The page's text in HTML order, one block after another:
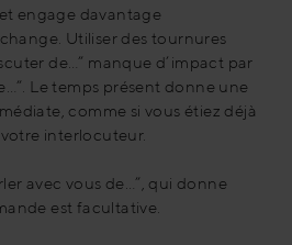
engage davantage
Utiliser des tournures
de…” manque d’impact par
Le temps présent donne une
comme si vous étiez déjà
interlocuteur.
avec vous de…”, qui donne
est facultative.